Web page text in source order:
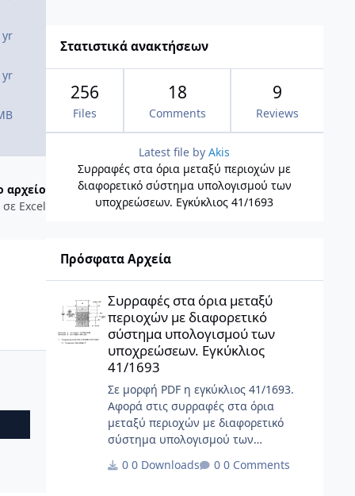
yr
yr
αρχείο
Excel
Στατιστικά ανακτήσεων
256
Files
18
Comments
9
Reviews
Latest file byAkis
Συρραφές στα όρια μεταξύ περιοχών με
διαφορετικό σύστημα υπολογισμού των
υποχρεώσεων. Εγκύκλιος 41/1693
Πρόσφατα Αρχεία
Συρραφές στα όρια μεταξύ
περιοχών με διαφορετικό
σύστημα υπολογισμού των
υποχρεώσεων. Εγκύκλιος
41/1693
Σε μορφή PDF η εγκύκλιος 41/1693.
Αφορά στις συρραφές στα όρια
μεταξύ περιοχών με διαφορετικό
σύστημα υπολογισμού των
της.
0 Downloads 0 Comments